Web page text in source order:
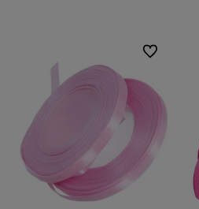
Do